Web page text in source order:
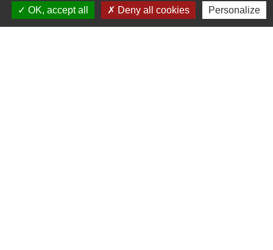
OK, accept all
Deny all cookies Personalize